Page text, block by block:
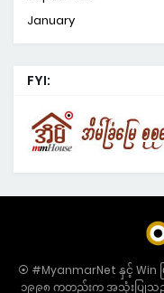
January
FYI:
⦿ #MyanmarNet နှင့်
၁၉၉၈ ကတည်းက အသုံးပြုသ